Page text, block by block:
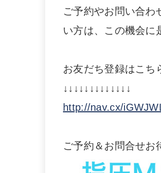
ご予約やお問い合わ
い方は、この機会に
お友だち登録はこち
↓↓↓↓↓↓↓↓↓↓↓↓↓
http://nav.cx/
ご予約＆お問合せお